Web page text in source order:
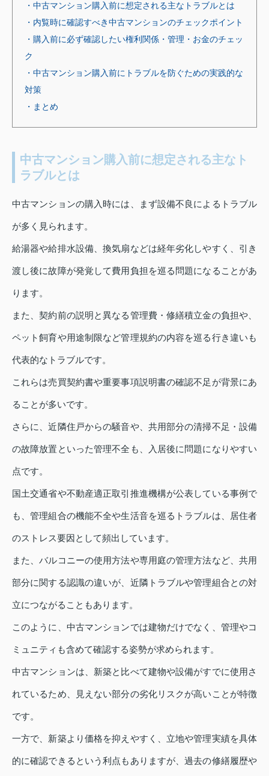
・中古マンション購入前に想定される主なトラブルとは
・内覧時に確認すべき中古マンションのチェックポイント
・購入前に必ず確認したい権利関係・管理・お金のチェッ
ク
・中古マンション購入前にトラブルを防ぐための実践的な
対策
・まとめ
中古マンション購入前に想定される主なト
ラブルとは
中古マンションの購入時には、まず設備不良によるトラブル
が多く見られます。
給湯器や給排水設備、換気扇などは経年劣化しやすく、引き
渡し後に故障が発覚して費用負担を巡る問題になることがあ
ります。
また、契約前の説明と異なる管理費・修繕積立金の負担や、
ペット飼育や用途制限など管理規約の内容を巡る行き違いも
代表的なトラブルです。
これらは売買契約書や重要事項説明書の確認不足が背景にあ
ることが多いです。
さらに、近隣住戸からの騒音や、共用部分の清掃不足・設備
の故障放置といった管理不全も、入居後に問題になりやすい
点です。
国土交通省や不動産適正取引推進機構が公表している事例で
も、管理組合の機能不全や生活音を巡るトラブルは、居住者
のストレス要因として頻出しています。
また、バルコニーの使用方法や専用庭の管理方法など、共用
部分に関する認識の違いが、近隣トラブルや管理組合との対
立につながることもあります。
このように、中古マンションでは建物だけでなく、管理やコ
ミュニティも含めて確認する姿勢が求められます。
中古マンションは、新築と比べて建物や設備がすでに使用さ
れているため、見えない部分の劣化リスクが高いことが特徴
です。
一方で、新築より価格を抑えやすく、立地や管理実績を具体
的に確認できるという利点もありますが、過去の修繕履歴や